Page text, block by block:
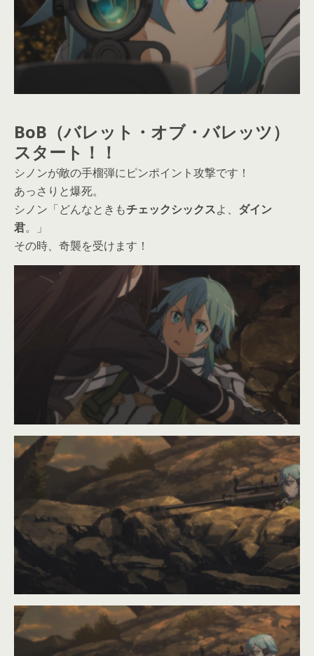
BoB（バレット・オブ・バレッツ）
スタート！！
シノンが敵の手榴弾にピンポイント攻撃です！
あっさりと爆死。
シノン「どんなときもチェックシックスよ、 ダイン
君。」
その時、奇襲を受けます！